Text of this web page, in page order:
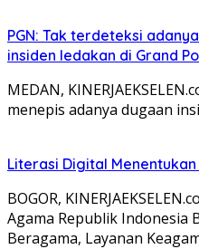
PGN: Tak terdeteksi
insiden ledakan di Grand
MEDAN,
menepis adanya dugaan
Literasi Digital
BOGOR,
Agama Republik Indonesia
Beragama, Layanan